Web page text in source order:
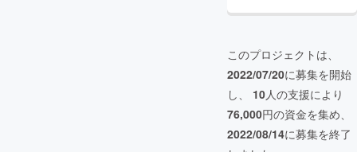
このプロジェクトは、
2022/07/20に募集を開始
し、 10人の支援により
76,000円の資金を集め、
2022/08/14に募集を終了